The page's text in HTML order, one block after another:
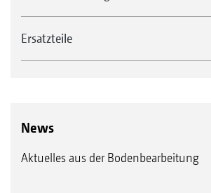
Ersatzteile
News
Aktuelles aus der Bodenbearbeitung